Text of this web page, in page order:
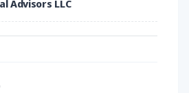
Advisors LLC